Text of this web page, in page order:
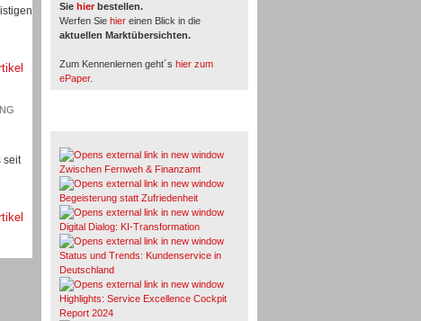
seit
Sie hier bestellen.
Werfen Sie hier einen Blick in die
aktuellen Marktübersichten.
Zum Kennenlernen geht´s hier zum
ePaper.
Zwischen Fernweh & Finanzamt
Begeisterung statt Zufriedenheit
Digital Dialog: KI-Transformation
Status und Trends: Kundenservice in
Deutschland
Highlights: Service Excellence Cockpit
Report 2024